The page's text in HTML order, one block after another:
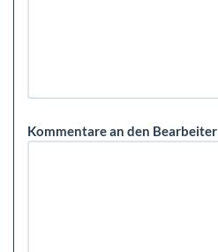
Kommentare an den Bearbeiter